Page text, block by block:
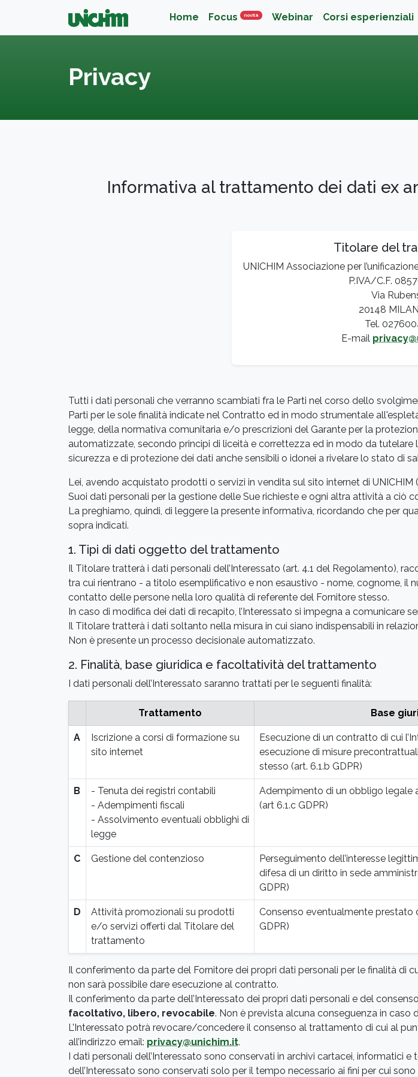
Home Focus novità NovitàWebinar Corsi esperienziali
Privacy
Informativa al trattamento dei dati ex
Titolare del
UNICHIM Associazione per
P.IVA/C.F.
Via
20148
Tel.
E-mail
Tutti i dati personali che verranno scambiati fra le Parti nel corso dello
Parti per le sole finalità indicate nel Contratto ed in modo strumentale
legge, della normativa comunitaria e/o prescrizioni del Garante per la
automatizzate, secondo principi di liceità e correttezza ed in modo da
sicurezza e di protezione dei dati anche sensibili o idonei a rivelare lo stato di
Lei, avendo acquistato prodotti o servizi in vendita sul sito internet di
Suoi dati personali per la gestione delle Sue richieste e ogni altra attività a ciò
La preghiamo, quindi, di leggere la presente informativa, ricordando che per
sopra indicati.
1. Tipi di dati oggetto del trattamento
Il Titolare tratterà i dati personali dell’Interessato (art. 4.1 del Regolamento),
tra cui rientrano - a titolo esemplificativo e non esaustivo - nome, cognome, il
contatto delle persone nella loro qualità di referente del Fornitore stesso.
In caso di modifica dei dati di recapito, l’Interessato si impegna a comunicare
Il Titolare tratterà i dati soltanto nella misura in cui siano indispensabili in
Non è presente un processo decisionale automatizzato.
2. Finalità, base giuridica e facoltatività del trattamento
I dati personali dell’Interessato saranno trattati per le seguenti finalità:
Trattamento Base
A
Iscrizione a corsi di formazione su
sito internet
Esecuzione di un contratto di cui
esecuzione di misure
stesso (art. 6.1.b GDPR)
B
- Tenuta dei registri contabili
- Adempimenti fiscali
- Assolvimento eventuali obblighi di
legge
Adempimento di un obbligo legale
(art 6.1.c GDPR)
C Gestione del contenzioso
Perseguimento dell’interesse
difesa di un diritto in sede
GDPR)
D
Attività promozionali su prodotti
e/o servizi offerti dal Titolare del
trattamento
Consenso eventualmente prestato
GDPR)
Il conferimento da parte del Fornitore dei propri dati personali per le finalità di
non sarà possibile dare esecuzione al contratto.
Il conferimento da parte dell’Interessato dei propri dati personali e del
facoltativo, libero, revocabile. Non è prevista alcuna conseguenza in caso
L’Interessato potrà revocare/concedere il consenso al trattamento di cui al
all’indirizzo email: privacy@unichim.it.
I dati personali dell’Interessato sono conservati in archivi cartacei, informatici
dell’Interessato sono conservati solo per il tempo necessario ai fini per cui